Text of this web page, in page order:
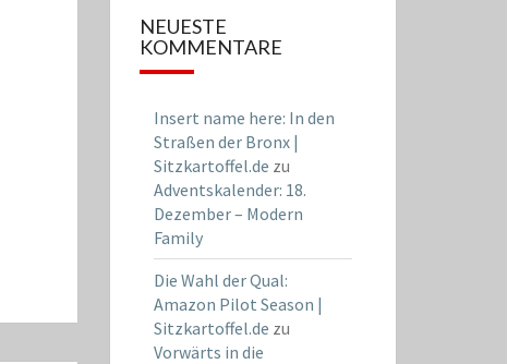
NEUESTE
KOMMENTARE
Insert name here: In den
Straßen der Bronx |
Sitzkartoffel.de zu
Adventskalender: 18.
Dezember – Modern
Family
Die Wahl der Qual:
Amazon Pilot Season |
Sitzkartoffel.de zu
Vorwärts in die